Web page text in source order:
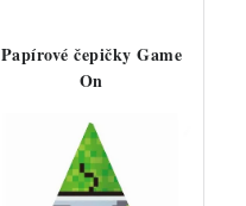
Papírové čepičky Game
On